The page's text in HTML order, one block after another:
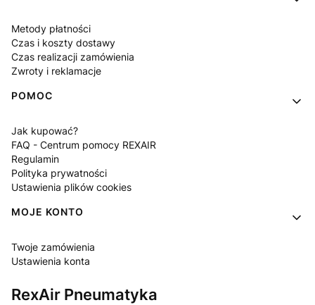
Metody płatności
Czas i koszty dostawy
Czas realizacji zamówienia
Zwroty i reklamacje
POMOC
Jak kupować?
FAQ - Centrum pomocy REXAIR
Regulamin
Polityka prywatności
Ustawienia plików cookies
MOJE KONTO
Twoje zamówienia
Ustawienia konta
RexAir Pneumatyka